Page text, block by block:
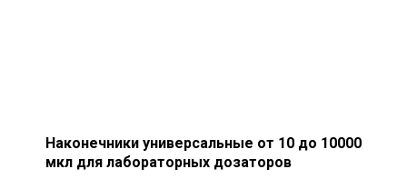
Наконечники универсальные от 10 до 10000
мкл для лабораторных дозаторов